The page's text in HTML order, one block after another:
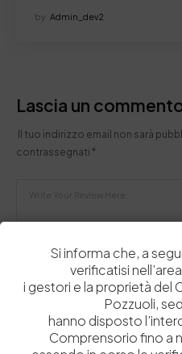
by Admin_dev2
Lascia un
Il tuo indirizzo email non sarà
contrassegnati *
Si informa che, a
verificatisi
i gestori e la proprietà del
Pozzuoli,
hanno disposto
Comprensorio fino a